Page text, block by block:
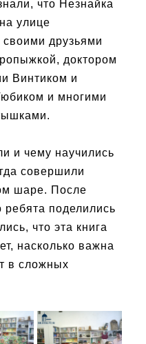
что Незнайка
улице
своими друзьями
доктором
Винтиком и
и многими
и чему научились
совершили
шаре. После
ребята поделились
что эта книга
насколько важна
в сложных